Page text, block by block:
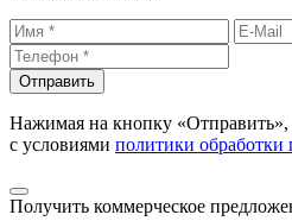
Отправить
Нажимая на кнопку «Отправить»,
с условиями политики
Получить коммерческое